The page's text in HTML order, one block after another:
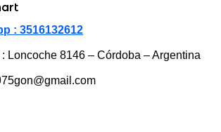
: 3516132612
Loncoche 8146 – Córdoba – Argentina